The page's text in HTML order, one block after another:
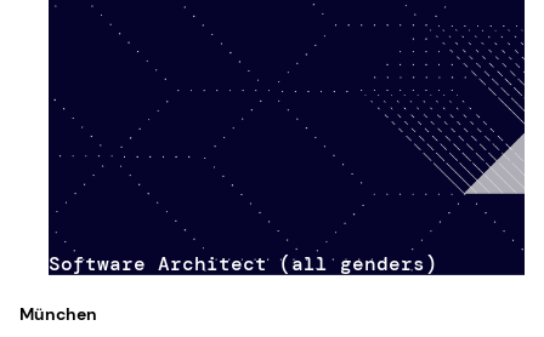
Software Architect (all genders)
München